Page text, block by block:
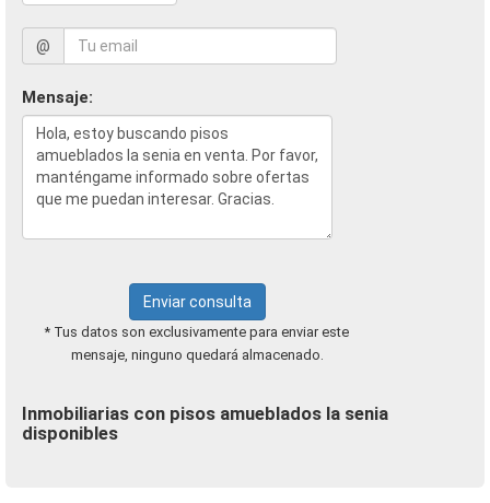
@
Mensaje:
Enviar consulta
* Tus datos son exclusivamente para enviar este
mensaje, ninguno quedará almacenado.
Inmobiliarias con pisos amueblados la senia
disponibles